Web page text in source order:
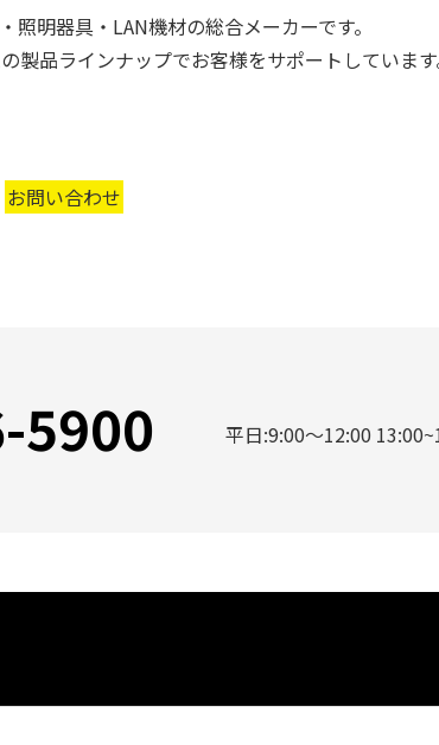
明器具・LAN機材の総合メーカーです。
品ラインナップでお客様をサポートしています
お問い合わせ
5900 平日:9:00～12:00